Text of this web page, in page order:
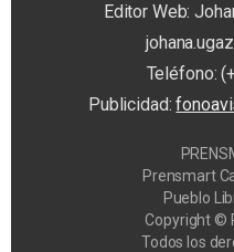
Editor Web:
Teléfono:
Publicidad:
Prensmart
Pueblo
Copyright ©
Todos los